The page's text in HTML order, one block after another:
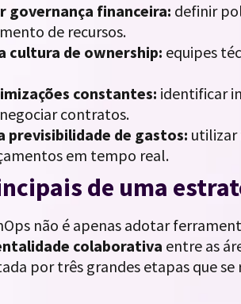
governança financeira: definir
de recursos.
cultura de ownership: equipes
constantes: identificar
contratos.
previsibilidade de gastos:
em tempo real.
de uma
não é apenas adotar
colaborativa entre as
por três grandes etapas que